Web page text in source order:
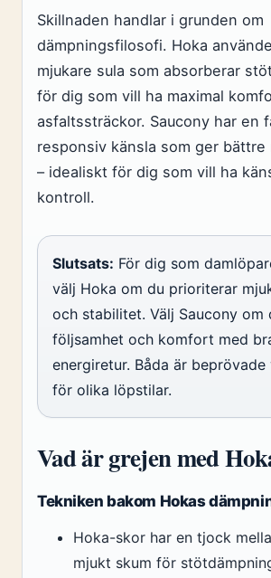
Skillnaden handlar i grunden om
dämpningsfilosofi. Hoka
mjukare sula som absorberar
för dig som vill ha maximal
asfaltssträckor. Saucony har en
responsiv känsla som ger bättre
– idealiskt för dig som vill ha
kontroll.
Slutsats: För dig som
välj Hoka om du prioriterar
och stabilitet. Välj Saucony om
följsamhet och komfort med
energiretur. Båda är beprövade
för olika löpstilar.
Vad är grejen med
Tekniken bakom Hokas
Hoka-skor har en tjock
mjukt skum för